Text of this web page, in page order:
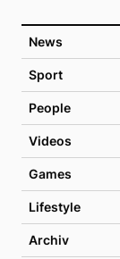
News
Sport
People
Videos
Games
Lifestyle
Archiv